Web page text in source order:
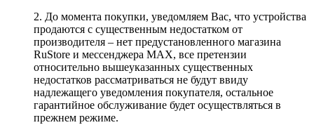
2. До момента покупки, уведомляем Вас, что устройства
продаются с существенным недостатком от
производителя – нет предустановленного магазина
RuStore и мессенджера MAX, все претензии
относительно вышеуказанных существенных
недостатков рассматриваться не будут ввиду
надлежащего уведомления покупателя, остальное
гарантийное обслуживание будет осуществляться в
прежнем режиме.